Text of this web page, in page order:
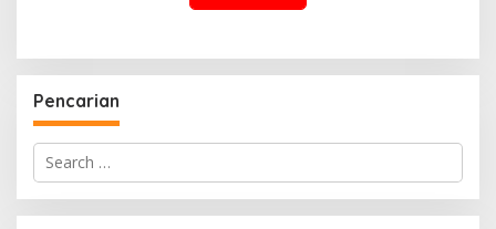
Pencarian
Search
for: